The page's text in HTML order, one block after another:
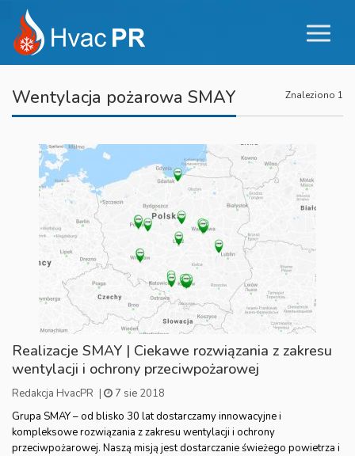
Wentylacja pożarowa SMAY Znaleziono 1
Realizacje SMAY | Ciekawe rozwiązania z zakresu
wentylacji i ochrony przeciwpożarowej
Redakcja HvacPR |
7 sie 2018
Grupa SMAY – od blisko 30 lat dostarczamy innowacyjne i
kompleksowe rozwiązania z zakresu wentylacji i ochrony
przeciwpożarowej. Naszą misją jest dostarczanie świeżego powietrza i